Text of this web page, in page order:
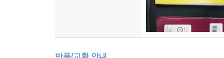
반품/교환 안내